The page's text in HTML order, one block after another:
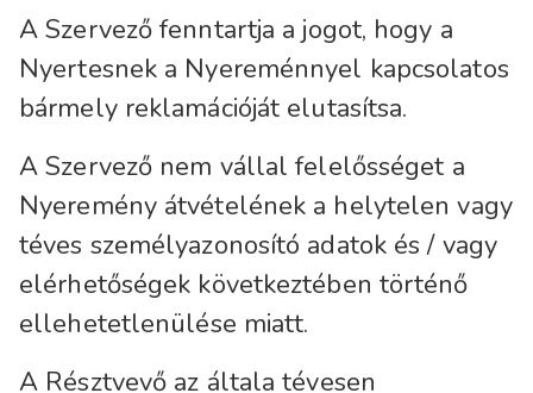
A Szervező fenntartja a jogot, hogy a
Nyertesnek a Nyereménnyel kapcsolatos
bármely reklamációját elutasítsa.
A Szervező nem vállal felelősséget a
Nyeremény átvételének a helytelen vagy
téves személyazonosító adatok és / vagy
elérhetőségek következtében történő
ellehetetlenülése miatt.
A Résztvevő az általa tévesen